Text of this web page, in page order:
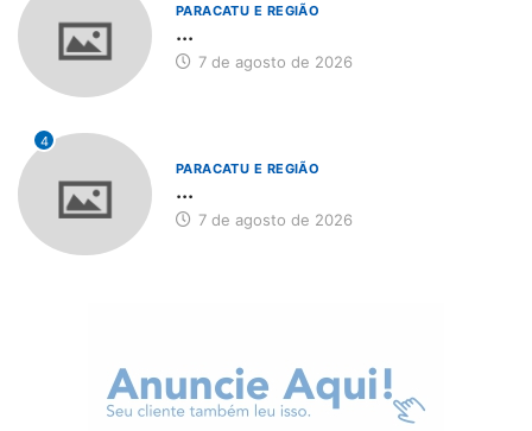
PARACATU E REGIÃO
...
7 de agosto de 2026
4
PARACATU E REGIÃO
...
7 de agosto de 2026